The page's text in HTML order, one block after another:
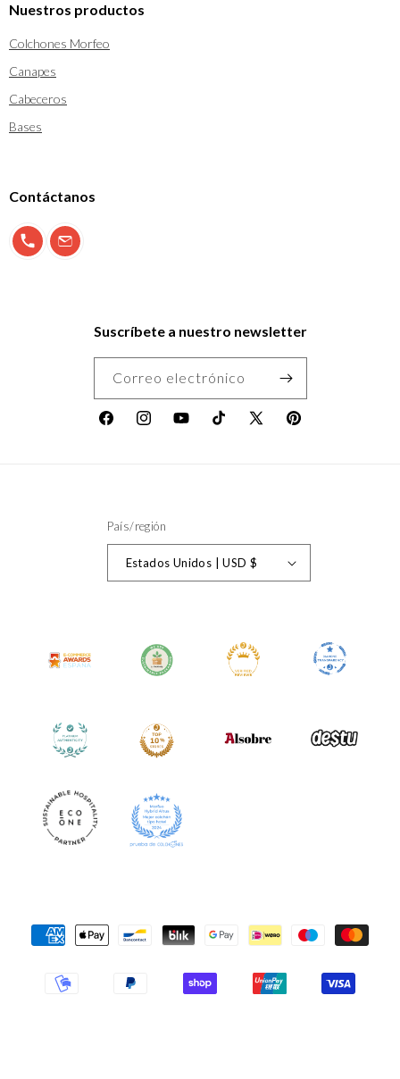
Nuestros productos
Colchones Morfeo
Canapes
Cabeceros
Bases
Contáctanos
900 897 123info@morfeo.com
Suscríbete a nuestro newsletter
Correo electrónico
FacebookInstagramYouTubeTikTok
X
Pinterest
País/región
Estados Unidos | USD $
pago